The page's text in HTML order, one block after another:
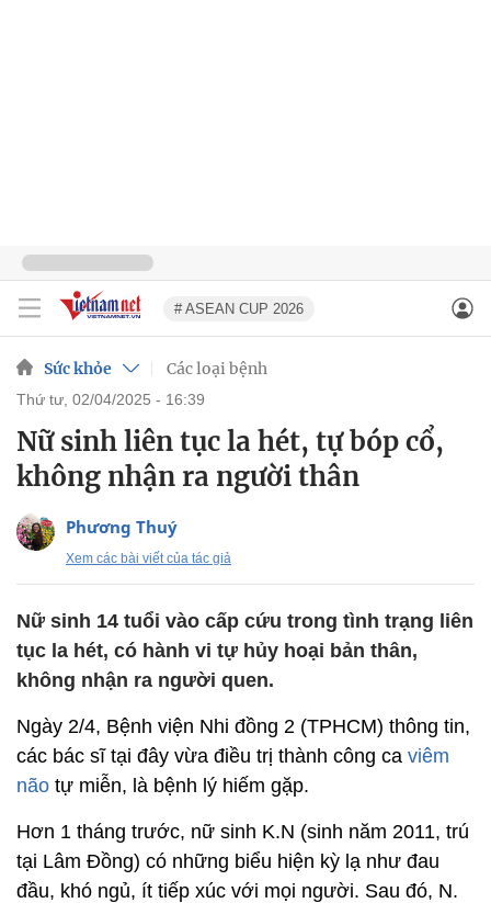
# ASEAN CUP 2026
Sức khỏe Các loại bệnh
thứ tư, 02/04/2025 - 16:39
Nữ sinh liên tục la hét, tự bóp cổ,
không nhận ra người thân
Phương Thuý
Xem các bài viết của tác giả
Nữ sinh 14 tuổi vào cấp cứu trong tình trạng liên
tục la hét, có hành vi tự hủy hoại bản thân,
không nhận ra người quen.
Ngày 2/4, Bệnh viện Nhi đồng 2 (TPHCM) thông tin,
các bác sĩ tại đây vừa điều trị thành công ca viêm
não tự miễn, là bệnh lý hiếm gặp.
Hơn 1 tháng trước, nữ sinh K.N (sinh năm 2011, trú
tại Lâm Đồng) có những biểu hiện kỳ lạ như đau
đầu, khó ngủ, ít tiếp xúc với mọi người. Sau đó, N.